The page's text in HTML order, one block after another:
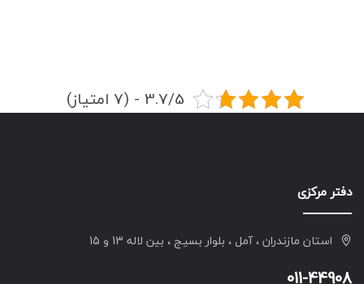
3.7/5 - (7 امتیاز)
دفتر مرکزی
استان مازندران ، آمل ، بلوار بسیج ، بین لاله 13 و 15
011-44908